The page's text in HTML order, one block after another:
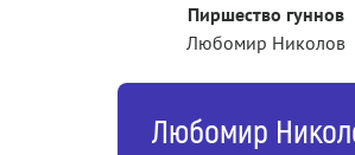
Пиршество гуннов
Любомир Николов
Любомир